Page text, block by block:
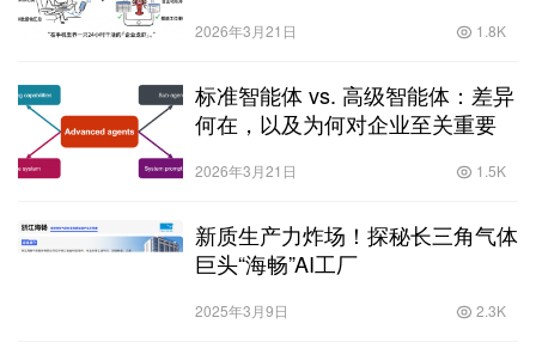
2026年3月21日 1.8K
标准智能体 vs. 高级智能体：差异
何在，以及为何对企业至关重要
2026年3月21日 1.5K
新质生产力炸场！探秘长三角气体
巨头“海畅”AI工厂
2025年3月9日 2.3K